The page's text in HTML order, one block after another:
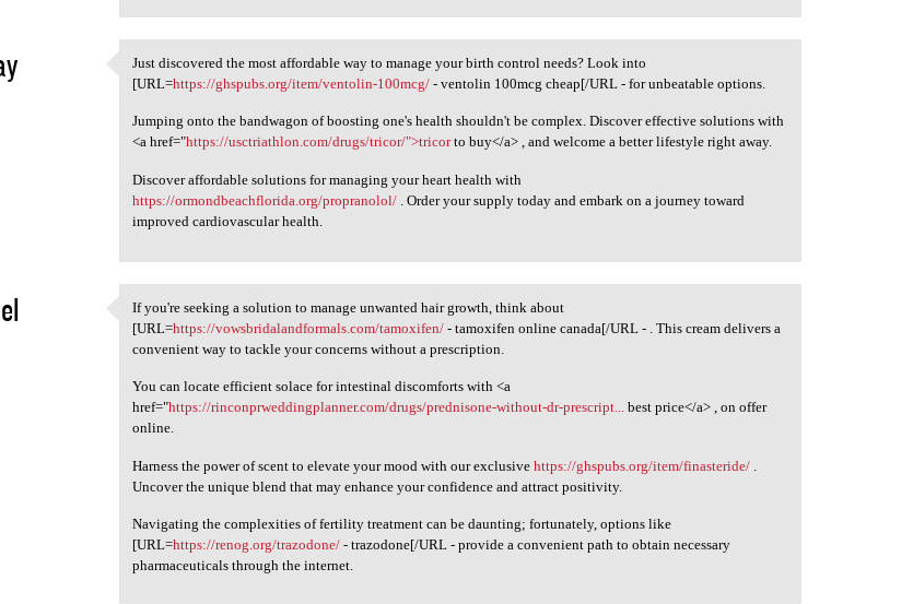
Just discovered the most
Just discovered the most affordable way to manage your birth control needs? Look into
[URL=https://ghspubs.org/item/ventolin-100mcg/ - ventolin 100mcg cheap[/URL - for unbeatable options.
Jumping onto the bandwagon of boosting one's health shouldn't be complex. Discover effective solutions with
<a href="https://usctriathlon.com/drugs/tricor/">tricorto buy</a> , and welcome a better lifestyle right away.
Discover affordable solutions for managing your heart health with
https://ormondbeachflorida.org/propranolol/ . Order your supply today and embark on a journey toward
improved cardiovascular health.
If you're seeking a solution
If you're seeking a solution to manage unwanted hair growth, think about
[URL=https://vowsbridalandformals.com/tamoxifen/ - tamoxifen online canada[/URL - . This cream delivers a
convenient way to tackle your concerns without a prescription.
You can locate efficient solace for intestinal discomforts with <a
href="https://rinconprweddingplanner.com/drugs/prednisone-without-dr-prescript... best price</a> , on offer
online.
Harness the power of scent to elevate your mood with our exclusivehttps://ghspubs.org/item/finasteride/
Uncover the unique blend that may enhance your confidence and attract positivity.
Navigating the complexities of fertility treatment can be daunting; fortunately, options like
[URL=https://renog.org/trazodone/ - trazodone[/URL - provide a convenient path to obtain necessary
pharmaceuticals through the internet.